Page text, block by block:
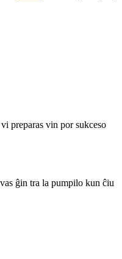
preparas vin por sukceso
ĝin tra la pumpilo kun ĉiu